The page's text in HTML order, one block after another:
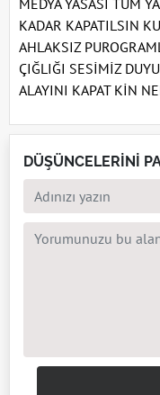
MEDYA YASASI TÜM
KADAR KAPATILSIN
AHLAKSIZ
ÇIĞLIĞI SESİMİZ
ALAYINI KAPAT KİN
DÜŞÜNCELERİNİ